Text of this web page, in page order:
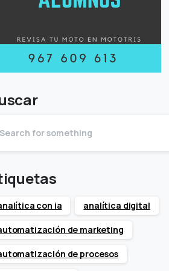
con ia analítica digital
de marketing
de procesos